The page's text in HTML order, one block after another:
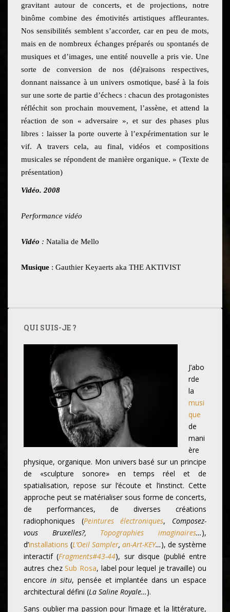
gravitant autour de concerts, et de projections, notre
binôme combine des émotivités artistiques affleurantes.
Nos sensibilités semblent s’accorder, car en peu de mots,
mais en de nombreux échanges préparés ou spontanés de
musiques et d’images, une entité nouvelle a pris vie. Une
sorte de conversion de nos (dé)raisons respectives,
donnant naissance à un univers osmotique, basé à la fois
sur une sorte de partie d’échecs : chacun des protagonistes
réfléchit son prochain mouvement, l’assène, et attend la
réaction de son « adversaire », et sur des phases plus
libres : laisser la porte ouverte à l’expérimentation sur le
vif. A travers cela, au final, vidéos et compositions
musicales se répondent de manière organique. » (Texte de
présentation)
Vidéo. 2008
Performance vidéo
Vidéo : Natalia de Mello
Musique : Gauthier Keyaerts aka THE AKTIVIST
QUI SUIS-JE ?
J’abo
rde
la
musi
que
de
mani
ère
physique, organique. Mon univers basé sur un principe
de «sculpture sonore» en temps réel et de
spatialisation, repose sur l’écoute et l’instinct. Cette
approche peut se matérialiser sous forme de concerts,
de performances, de diverses créations
radiophoniques (Peintures électroniques, Composez-
vous Bruxelles?, Topographies imaginaires…),
d’installations (L’Oeil Sampler, an-Art-KEY…), de système
interactif (Fragments#43-44), sur disque (publié entre
autres chezSub Rosa, label pour lequel je travaille) ou
encore in situ, pensée et implantée dans un espace
architectural défini (La Saline Royale…).
Sans oublier ma passion pour l’image et la littérature,